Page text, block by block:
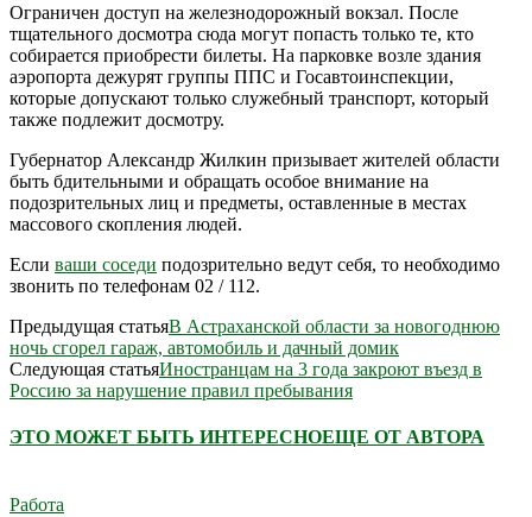
Ограничен доступ на железнодорожный вокзал. После
тщательного досмотра сюда могут попасть только те, кто
собирается приобрести билеты. На парковке возле здания
аэропорта дежурят группы ППС и Госавтоинспекции,
которые допускают только служебный транспорт, который
также подлежит досмотру.
Губернатор Александр Жилкин призывает жителей области
быть бдительными и обращать особое внимание на
подозрительных лиц и предметы, оставленные в местах
массового скопления людей.
Если ваши соседи подозрительно ведут себя, то необходимо
звонить по телефонам 02 / 112.
Предыдущая статьяВ Астраханской области за новогоднюю
ночь сгорел гараж, автомобиль и дачный домик
Следующая статьяИностранцам на 3 года закроют въезд в
Россию за нарушение правил пребывания
ЭТО МОЖЕТ БЫТЬ ИНТЕРЕСНОЕЩЕ ОТ АВТОРА
Работа